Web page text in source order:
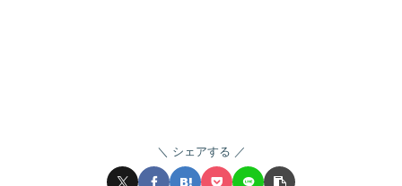
シェアする